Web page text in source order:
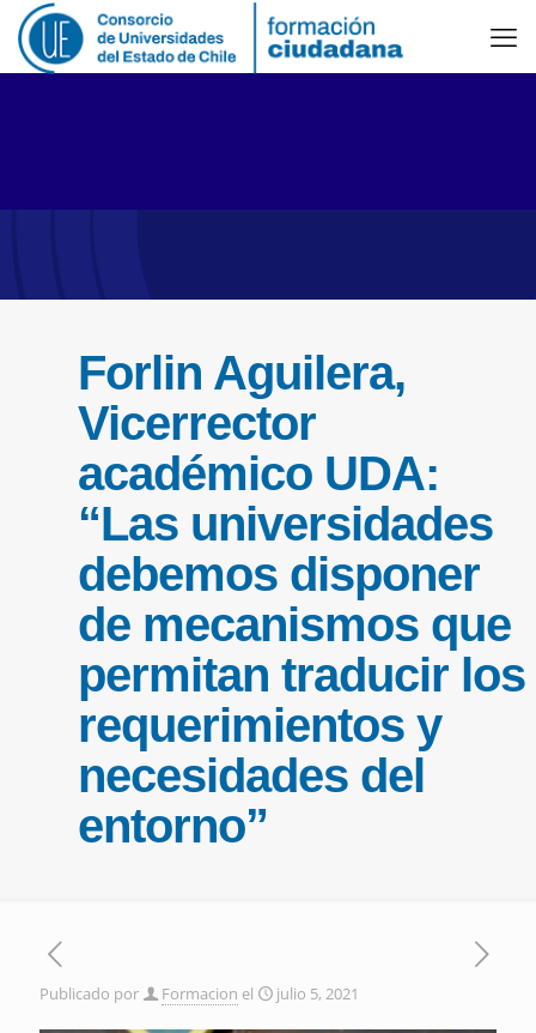
Forlin Aguilera,
Vicerrector
académico UDA:
“Las universidades
debemos disponer
de mecanismos que
permitan traducir los
requerimientos y
necesidades del
entorno”
Publicado por Formacion el julio 5, 2021